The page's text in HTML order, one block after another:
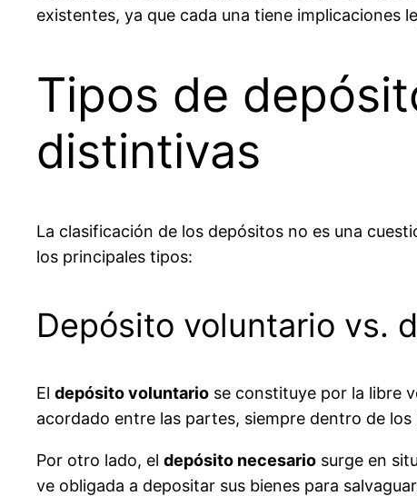
existentes, ya que cada una tiene implicaciones
Tipos de
distintivas
La clasificación de los depósitos no es una
los principales tipos:
Depósito voluntario vs.
El depósito voluntario se constituye por la libre
acordado entre las partes, siempre dentro de los
Por otro lado, el depósito necesario surge en
ve obligada a depositar sus bienes para